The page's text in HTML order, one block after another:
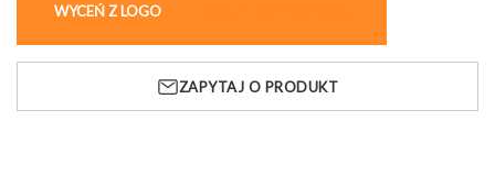
LARGE.
Dwukolorowe,
elastyczne
z
WYCEŃ Z LOGO
ZAPYTAJ O PRODUKT